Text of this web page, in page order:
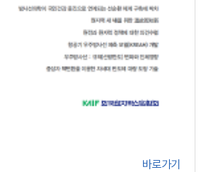
바로가기